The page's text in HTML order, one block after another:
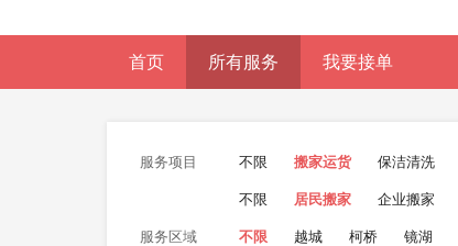
首页 所有服务 我要接单
服务项目 不限 搬家运货 保洁清洗
不限 居民搬家 企业搬家
服务区域 不限 越城 柯桥 镜湖